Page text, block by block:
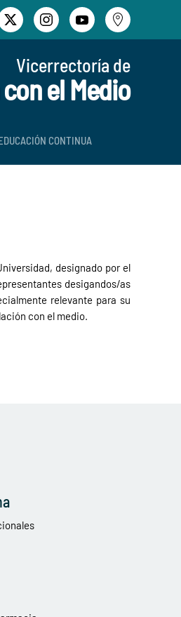
Vicerrectoría de
el Medio
CONTINUA
designado por el
desigandos/as
relevante para su
con el medio.